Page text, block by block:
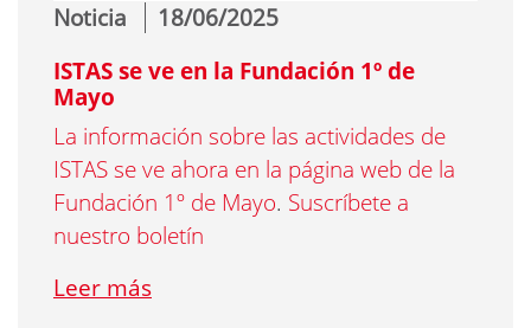
Noticia
18/06/2025
ISTAS se ve en la Fundación 1º de
Mayo
La información sobre las actividades de
ISTAS se ve ahora en la página web de la
Fundación 1º de Mayo. Suscríbete a
nuestro boletín
Leer más